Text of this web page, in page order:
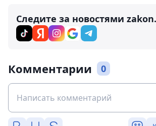
Следите за новостями
Комментарии 0